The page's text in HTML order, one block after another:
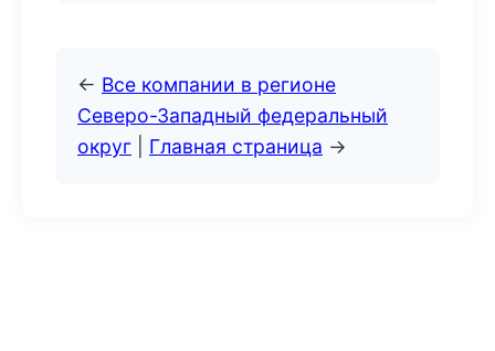
← Все компании в регионе
Северо-Западный федеральный
округ
Главная страница →